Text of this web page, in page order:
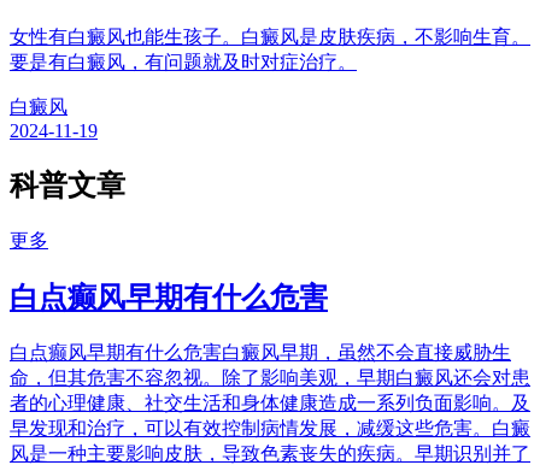
女性有白癜风也能生孩子。白癜风是皮肤疾病，不影响生育。
要是有白癜风，有问题就及时对症治疗。
白癜风
2024-11-19
科普文章
更多
白点癫风早期有什么危害
白点癫风早期有什么危害白癜风早期，虽然不会直接威胁生
命，但其危害不容忽视。除了影响美观，早期白癜风还会对患
者的心理健康、社交生活和身体健康造成一系列负面影响。及
早发现和治疗，可以有效控制病情发展，减缓这些危害。白癜
风是一种主要影响皮肤，导致色素丧失的疾病。早期识别并了